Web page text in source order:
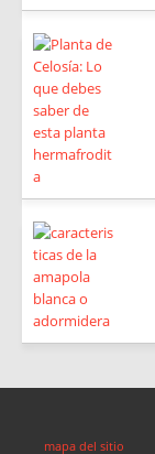
mapa del sitio